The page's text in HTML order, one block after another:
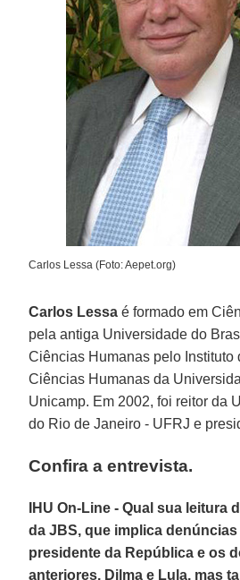
Carlos Lessa (Foto: Aepet.org)
Carlos Lessa é formado em
pela antiga Universidade do
Ciências Humanas pelo Instituto
Ciências Humanas da
Unicamp. Em 2002, foi reitor da
do Rio de Janeiro - UFRJ e
Confira a entrevista.
IHU On-Line - Qual sua leitura
da JBS, que implica
presidente da República e os
anteriores, Dilma e Lula, mas